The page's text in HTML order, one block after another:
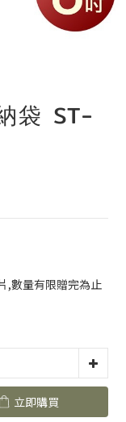
袋 ST-
,數量有限贈完為止
立即購買